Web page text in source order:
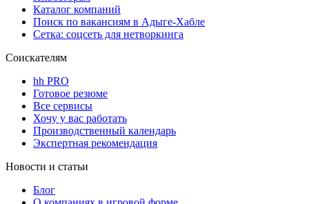
Каталог компаний
Поиск по вакансиям в Адыге-Хабле
Сетка: соцсеть для нетворкинга
Соискателям
hh PRO
Готовое резюме
Все сервисы
Хочу у вас работать
Производственный календарь
Экспертная рекомендация
Новости и статьи
Блог